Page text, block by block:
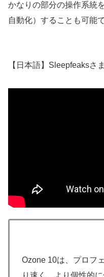
かなりの部分の操作系統
自動化）することも可能で
【日本語】Sleepfeaksさ
Ozone 10は、プロフ